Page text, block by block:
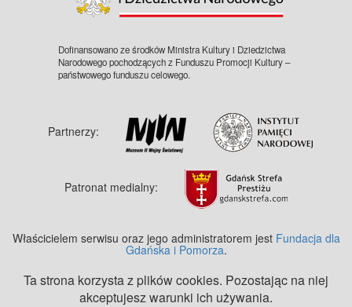
Dofinansowano ze środków Ministra Kultury i Dziedzictwa
Narodowego pochodzących z Funduszu Promocji Kultury –
państwowego funduszu celowego.
Partnerzy:
Patronat medialny:
Właścicielem serwisu oraz jego administratorem jest Fundacja dla
Gdańska i Pomorza.
Ta strona korzysta z plików cookies. Pozostając na niej
akceptujesz warunki ich używania.